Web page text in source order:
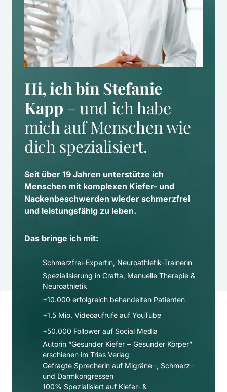
Hi, ich bin Stefanie
Kapp – und ich habe
mich auf Menschen wie
dich spezialisiert.
Seit über 19 Jahren unterstütze ich
Menschen mit komplexen Kiefer- und
Nackenbeschwerden wieder schmerzfrei
und leistungsfähig zu leben.
Das bringe ich mit:
Schmerzfrei-Expertin, Neuroathletik-Trainerin
Spezialisierung in Crafta, Manuelle Therapie &
Neuroathletik
+10.000 erfolgreich behandelten Patienten
+1,5 Mio. Videoaufrufe auf YouTube
+50.000 Follower auf Social Media​
Autorin “Gesunder Kiefer ‒ Gesunder Körper”
erschienen im Trias Verlag
Gefragte Sprecherin auf Migräne‒, Schmerz‒
und Darmkongressen
100% Spezialisiert auf Kiefer- &